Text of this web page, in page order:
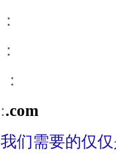
：
：
：
:.com
我们需要的仅